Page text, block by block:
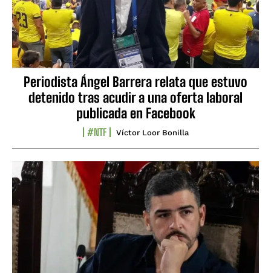
Periodista Ángel Barrera relata que estuvo
detenido tras acudir a una oferta laboral
publicada en Facebook
#NTF Víctor Loor Bonilla